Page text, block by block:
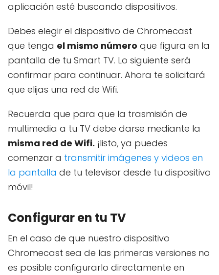
aplicación esté buscando dispositivos.
Debes elegir el dispositivo de Chromecast
que tenga el mismo número que figura en la
pantalla de tu Smart TV. Lo siguiente será
confirmar para continuar. Ahora te solicitará
que elijas una red de Wifi.
Recuerda que para que la trasmisión de
multimedia a tu TV debe darse mediante la
misma red de Wifi. ¡listo, ya puedes
comenzar a transmitir imágenes y videos en
la pantalla de tu televisor desde tu dispositivo
móvil!
Configurar en tu TV
En el caso de que nuestro dispositivo
Chromecast sea de las primeras versiones no
es posible configurarlo directamente en